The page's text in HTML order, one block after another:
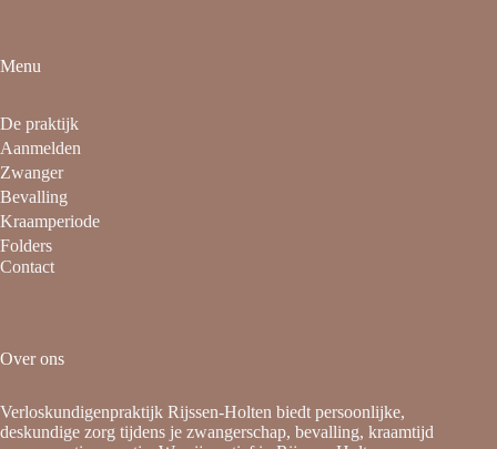
Menu
De praktijk
Aanmelden
Zwanger
Bevalling
Kraamperiode
Folders
Contact
Over ons
Verloskundigenpraktijk Rijssen-Holten biedt persoonlijke,
deskundige zorg tijdens je zwangerschap, bevalling, kraamtijd